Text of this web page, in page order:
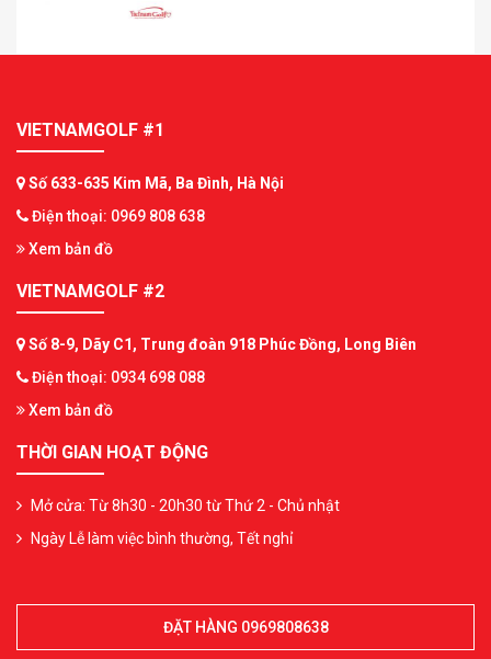
VIETNAMGOLF #1
Số 633-635 Kim Mã, Ba Đình, Hà Nội
Điện thoại: 0969 808 638
Xem bản đồ
VIETNAMGOLF #2
Số 8-9, Dãy C1, Trung đoàn 918 Phúc Đồng, Long Biên
Điện thoại: 0934 698 088
Xem bản đồ
THỜI GIAN HOẠT ĐỘNG
Mở cửa: Từ 8h30 - 20h30 từ Thứ 2 - Chủ nhật
Ngày Lễ làm việc bình thường, Tết nghỉ
ĐẶT HÀNG 0969808638